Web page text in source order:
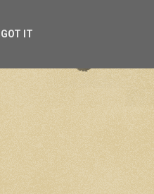
GOT IT